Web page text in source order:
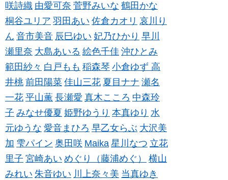
咲詩織 由愛可奈 菅野みいな 鶴田かな
桐谷ユリア 羽田あい 佐倉カオリ 哀川り
ん 音市美音 辰巳ゆい 妃乃ひかり 早川
瀬里奈 大島あいる 絵色千佳 沖ひとみ
範田紗々 白戸もも 稲森琴 小倉ゆず 高
井桃 前田陽菜 佳山三花 夏目ナナ 瀬名
一花 平山薫 長瀬愛 真木こころ 中森玲
子 みなせ優夏 姫野ゆうり 本真ゆり 水
元ゆうな 愛音まひろ 早乙女らぶ 大沢美
加 雫パイン 奥田咲 Maika 星川なつ 立花
里子 宮崎あい めぐり（藤浦めぐ）
横山
みれい 朱音ゆい 川上奈々美 当真ゆき